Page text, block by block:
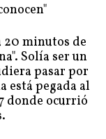
20 minutos de
Solía ser un
pasar por
está pegada al
donde ocurrió